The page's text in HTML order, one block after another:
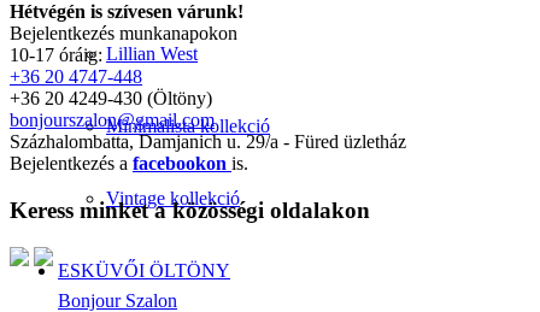
Lillian West
Minimalista kollekció
Vintage kollekció
ESKÜVŐI ÖLTÖNY
Hétvégén is szívesen várunk!
Bejelentkezés munkanapokon
10-17 óráig:
+36 20 4747-448
+36 20 4249-430 (Öltöny)
bonjourszalon@gmail.com
Százhalombatta, Damjanich u. 29/a - Füred üzletház
Bejelentkezés a facebookon is.
Keress minket a közösségi oldalakon
Bonjour Szalon